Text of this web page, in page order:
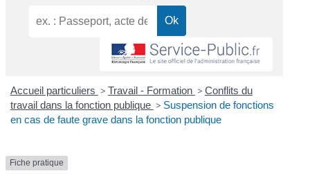
Accueil particuliers > Travail - Formation > Conflits du
travail dans la fonction publique > Suspension de fonctions
en cas de faute grave dans la fonction publique
Fiche pratique